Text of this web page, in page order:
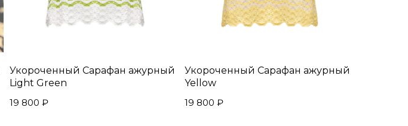
Укороченный Сарафан ажурный
Light Green
19 800 ₽
Укороченный Сарафан ажурный
Yellow
19 800 ₽